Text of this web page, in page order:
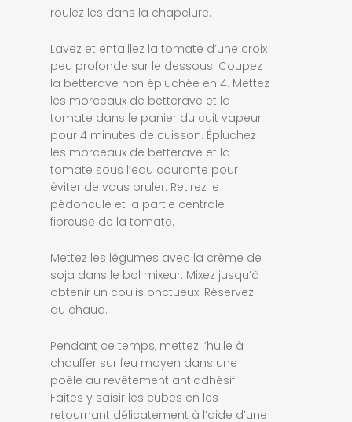
roulez les dans la chapelure.
Lavez et entaillez la tomate d’une croix
peu profonde sur le dessous. Coupez
la betterave non épluchée en 4. Mettez
les morceaux de betterave et la
tomate dans le panier du cuit vapeur
pour 4 minutes de cuisson. Épluchez
les morceaux de betterave et la
tomate sous l’eau courante pour
éviter de vous bruler. Retirez le
pédoncule et la partie centrale
fibreuse de la tomate.
Mettez les légumes avec la crème de
soja dans le bol mixeur. Mixez jusqu’à
obtenir un coulis onctueux. Réservez
au chaud.
Pendant ce temps, mettez l’huile à
chauffer sur feu moyen dans une
poêle au revêtement antiadhésif.
Faites y saisir les cubes en les
retournant délicatement à l’aide d’une